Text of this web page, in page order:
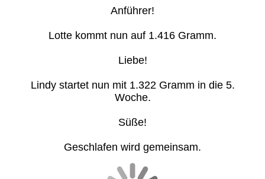
Anführer!
Lotte kommt nun auf 1.416 Gramm.
Liebe!
Lindy startet nun mit 1.322 Gramm in die 5.
Woche.
Süße!
Geschlafen wird gemeinsam.